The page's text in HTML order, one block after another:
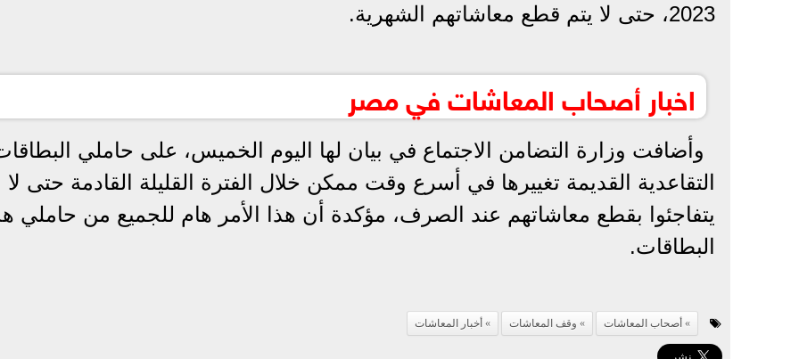
2023، حتى لا يتم قطع معاشاتهم الشهرية.
اخبار أصحاب المعاشات في مصر
وأضافت وزارة التضامن الاجتماع في بيان لها اليوم الخميس، على حاملي
التقاعدية القديمة تغييرها في أسرع وقت ممكن خلال الفترة القليلة القادمة حتى لا
يتفاجئوا بقطع معاشاتهم عند الصرف، مؤكدة أن هذا الأمر هام للجميع من حاملي
البطاقات.
أصحاب المعاشات وقف المعاشات أخبار المعاشات